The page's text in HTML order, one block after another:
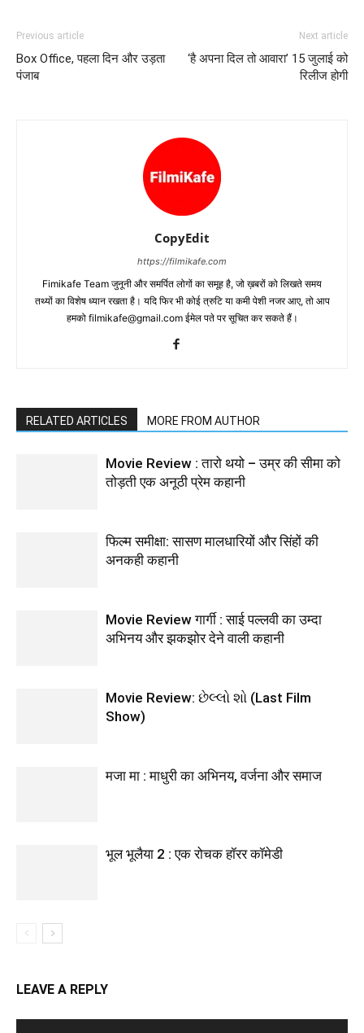
Previous article
Box Office, पहला दिन और उड़ता
पंजाब
Next article
‘है अपना दिल तो आवारा’ 15 जुलाई को
रिलीज होगी
CopyEdit
https://filmikafe.com
Fimikafe Team जुनूनी और समर्पित लोगों का समूह है, जो ख़बरों को लिखते समय
तथ्‍यों का विशेष ध्‍यान रखता है। यदि फिर भी कोई त्रुटि या कमी पेशी नजर आए, तो आप
हमको filmikafe@gmail.com ईमेल पते पर सूचित कर सकते हैं।
RELATED ARTICLES MORE FROM AUTHOR
Movie Review : तारो थयो – उम्र की सीमा को
तोड़ती एक अनूठी प्रेम कहानी
फिल्म समीक्षा: सासण मालधारियों और सिंहों की
अनकही कहानी
Movie Review गार्गी : साई पल्‍लवी का उम्‍दा
अभिनय और झकझोर देने वाली कहानी
Movie Review: છેલ્લો શો (Last Film
Show)
मजा मा : माधुरी का अभिनय, वर्जना और समाज
भूल भूलैया 2 : एक रोचक हॉरर कॉमेडी
LEAVE A REPLY